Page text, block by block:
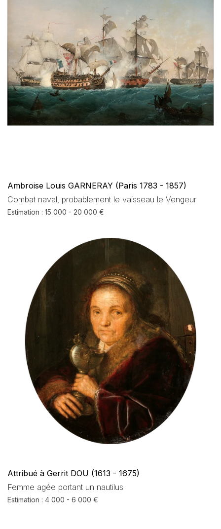
Ambroise Louis GARNERAY (Paris 1783 - 1857)
Combat naval, probablement le vaisseau le Vengeur
Estimation : 15 000 - 20 000 €
Attribué à Gerrit DOU (1613 - 1675)
Femme agée portant un nautilus
Estimation : 4 000 - 6 000 €